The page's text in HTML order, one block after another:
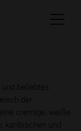
beliebtes
der
cremige, weiße
karibischen und